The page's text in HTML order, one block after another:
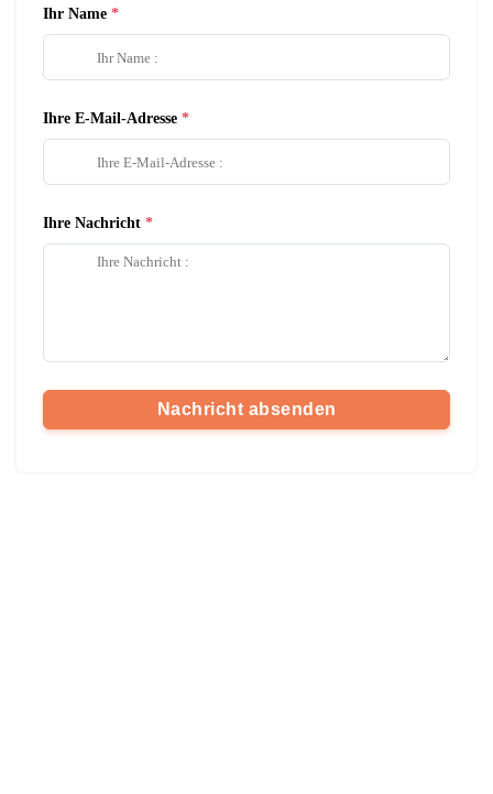
Ihr Name
Ihre E-Mail-Adresse
Ihre Nachricht
Nachricht absenden